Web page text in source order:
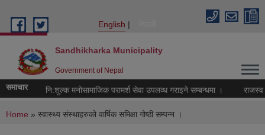
English
Sandhikharka Municipality
Government of Nepal
समाचार नि:शुल्क मनोसामाजिक परामर्श सेवा उपलव्ध गराइने सम्बन्धमा । राजस्व
You are here
Home » स्वास्थ्य संस्थाहरुको वार्षिक समिक्षा गोष्ठी सम्पन्न ।